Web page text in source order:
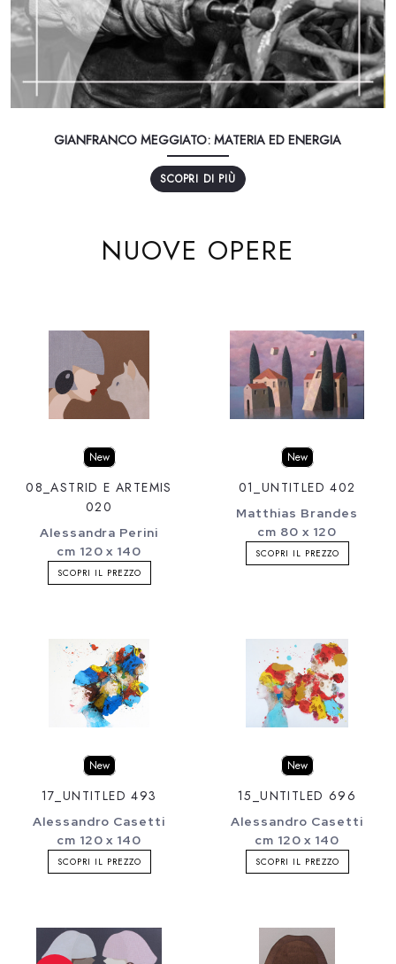
GIANFRANCO MEGGIATO: MATERIA ED ENERGIA
SCOPRI DI PIÙ
NUOVE OPERE
New
08_ASTRID E ARTEMIS
020
Alessandra Perini
cm 120 x 140
SCOPRI IL PREZZO
New
01_UNTITLED 402
Matthias Brandes
cm 80 x 120
SCOPRI IL PREZZO
New
17_UNTITLED 493
Alessandro Casetti
cm 120 x 140
SCOPRI IL PREZZO
New
15_UNTITLED 696
Alessandro Casetti
cm 120 x 140
SCOPRI IL PREZZO